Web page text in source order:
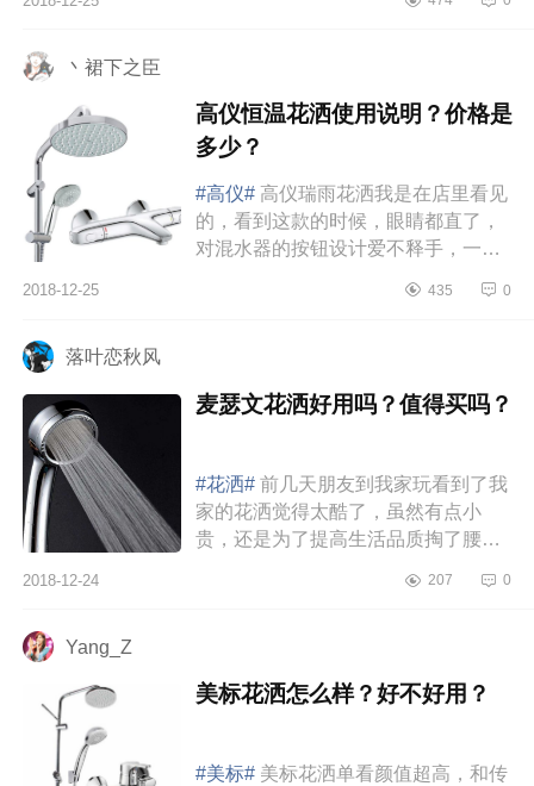
形，现在家里这个花洒也是因为环...
丶裙下之臣
高仪恒温花洒使用说明？价格是
多少？
#高仪# 高仪瑞雨花洒我是在店里看见
的，看到这款的时候，眼睛都直了，
对混水器的按钮设计爱不释手，一键
启按摩模式。360mm豪华大顶喷，...
2018-12-25 435 0
落叶恋秋风
麦瑟文花洒好用吗？值得买吗？
#花洒# 前几天朋友到我家玩看到了我
家的花洒觉得太酷了，虽然有点小
贵，还是为了提高生活品质掏了腰
洒真的贵得有道理啊，用过就知道
2018-12-24 207 0
Yang_Z
美标花洒怎么样？好不好用？
#美标# 美标花洒单看颜值超高，和传